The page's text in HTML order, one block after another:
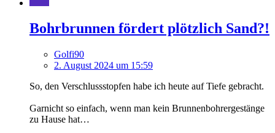
Bohrbrunnen fördert plötzlich Sand?!
Golfi90
2. August 2024 um 15:59
So, den Verschlussstopfen habe ich heute auf Tiefe gebracht.
Garnicht so einfach, wenn man kein Brunnenbohrergestänge
zu Hause hat…